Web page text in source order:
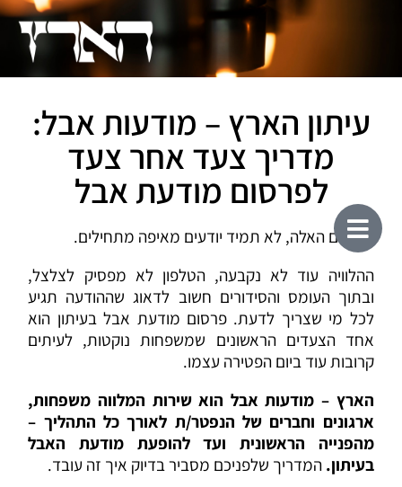
עיתון הארץ – מודעות אבל:
מדריך צעד אחר צעד
לפרסום מודעת אבל
ברגעים האלה, לא תמיד יודעים מאיפה מתחילים.
ההלוויה עוד לא נקבעה, הטלפון לא מפסיק לצלצל,
ובתוך העומס והסידורים חשוב לדאוג שההודעה תגיע
לכל מי שצריך לדעת. פרסום מודעת אבל בעיתון הוא
אחד הצעדים הראשונים שמשפחות נוקטות, לעיתים
קרובות עוד ביום הפטירה עצמו.
הארץ – מודעות אבל הוא שירות המלווה משפחות,
ארגונים וחברים של הנפטר/ת לאורך כל התהליך –
מהפנייה הראשונית ועד להופעת מודעת האבל
בעיתון. המדריך שלפניכם מסביר בדיוק איך זה עובד.